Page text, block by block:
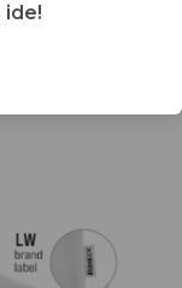
label) 3XL